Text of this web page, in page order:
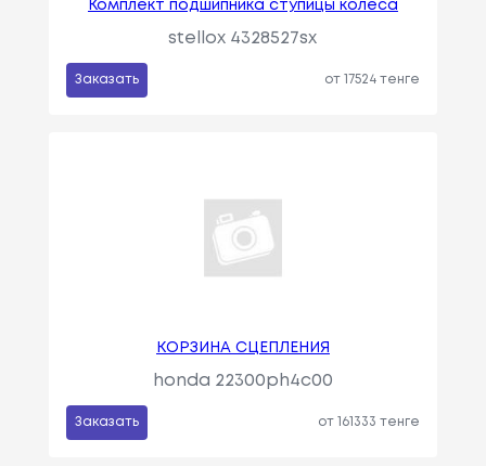
Комплект подшипника ступицы колеса
stellox 4328527sx
Заказать от 17524 тенге
КОРЗИНА СЦЕПЛЕНИЯ
honda 22300ph4c00
Заказать от 161333 тенге